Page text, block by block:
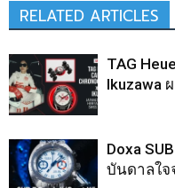
RELATED ARTICLES
TAG
Ikuzawa
Doxa
บันดาลใจ